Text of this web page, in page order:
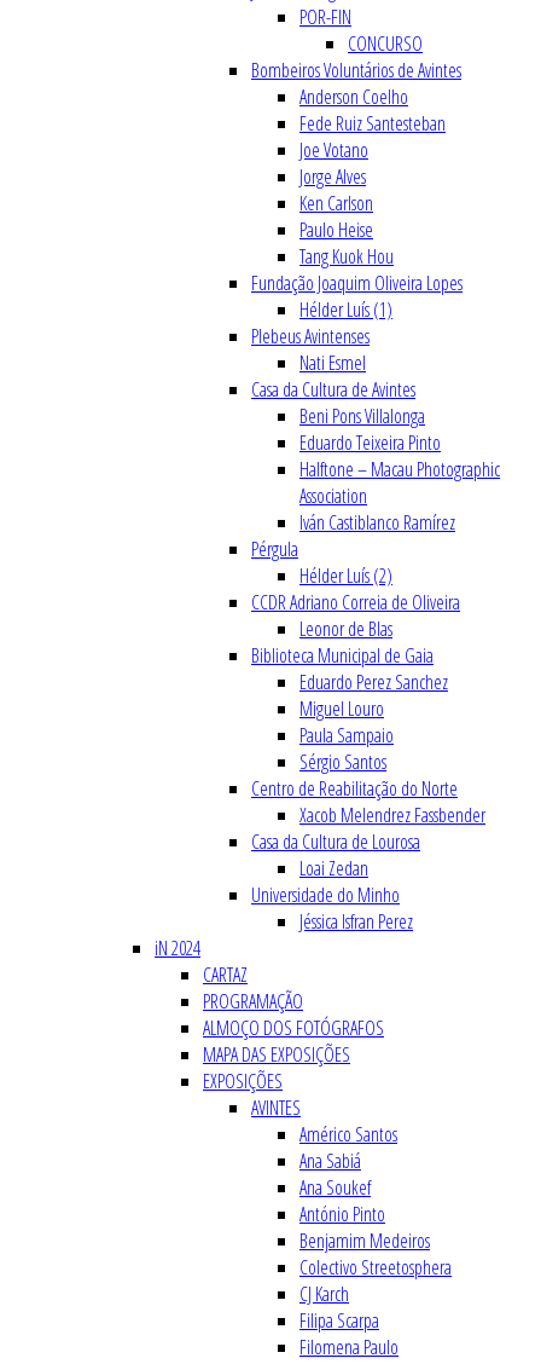
POR-FIN
CONCURSO
Bombeiros Voluntários de Avintes
Anderson Coelho
Fede Ruiz Santesteban
Joe Votano
Jorge Alves
Ken Carlson
Paulo Heise
Tang Kuok Hou
Fundação Joaquim Oliveira Lopes
Hélder Luís (1)
Plebeus Avintenses
Nati Esmel
Casa da Cultura de Avintes
Beni Pons Villalonga
Eduardo Teixeira Pinto
Halftone – Macau Photographic
Association
Iván Castiblanco Ramírez
Pérgula
Hélder Luís (2)
CCDR Adriano Correia de Oliveira
Leonor de Blas
Biblioteca Municipal de Gaia
Eduardo Perez Sanchez
Miguel Louro
Paula Sampaio
Sérgio Santos
Centro de Reabilitação do Norte
Xacob Melendrez Fassbender
Casa da Cultura de Lourosa
Loai Zedan
Universidade do Minho
Jéssica Isfran Perez
iN 2024
CARTAZ
PROGRAMAÇÃO
ALMOÇO DOS FOTÓGRAFOS
MAPA DAS EXPOSIÇÕES
EXPOSIÇÕES
AVINTES
Américo Santos
Ana Sabiá
Ana Soukef
António Pinto
Benjamim Medeiros
Colectivo Streetosphera
CJ Karch
Filipa Scarpa
Filomena Paulo